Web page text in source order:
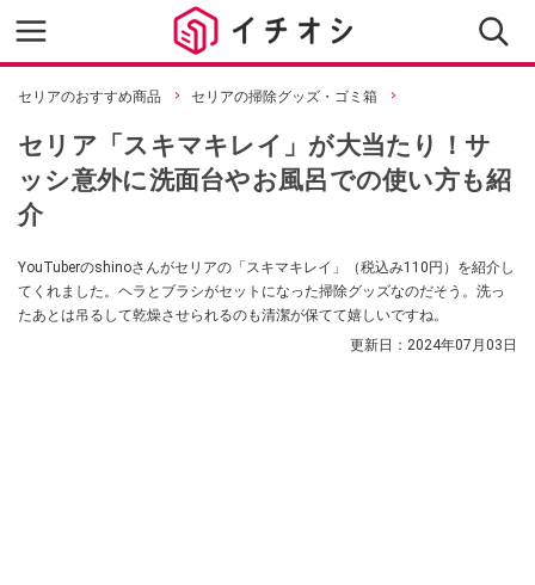
セリアのおすすめ商品 セリアの掃除グッズ・ゴミ箱
セリア「スキマキレイ」が大当たり！サ
ッシ意外に洗面台やお風呂での使い方も紹
介
YouTuberのshinoさんがセリアの「スキマキレイ」（税込み110円）を紹介し
てくれました。ヘラとブラシがセットになった掃除グッズなのだそう。洗っ
たあとは吊るして乾燥させられるのも清潔が保てて嬉しいですね。
更新日： 2024年07月03日